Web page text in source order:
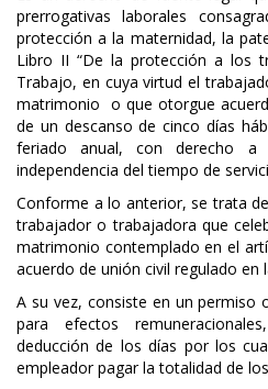
prerrogativas laborales
protección a la maternidad, la
Libro II “De la protección a los
Trabajo, en cuya virtud el
matrimonio o que otorgue
de un descanso de cinco días
feriado anual, con derecho a
independencia del tiempo de
Conforme a lo anterior, se trata
trabajador o trabajadora que
matrimonio contemplado en el
acuerdo de unión civil regulado en
A su vez, consiste en un permiso
para efectos
deducción de los días por los
empleador pagar la totalidad de